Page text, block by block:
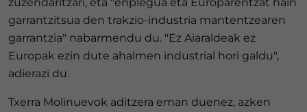
garrantzitsua den trakzio-industria mantentzearen
garrantzia" nabarmendu du. "Ez Aiaraldeak ez
Europak ezin dute ahalmen industrial hori galdu",
adierazi du.
Txerra Molinuevok aditzera eman duenez, azken